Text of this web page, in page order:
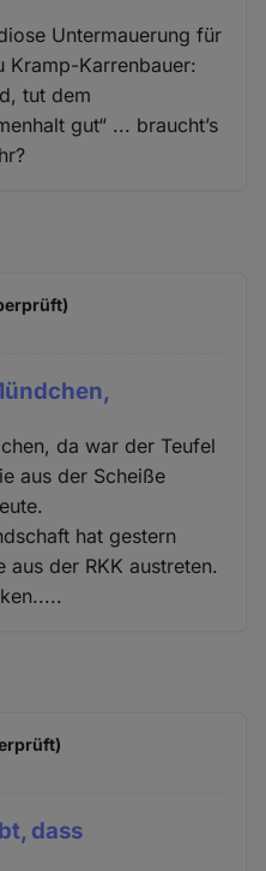
Untermauerung für
Kramp-Karrenbauer:
tut dem
gut“ ... braucht’s
da war der Teufel
aus der Scheiße
hat gestern
der RKK austreten.
dass